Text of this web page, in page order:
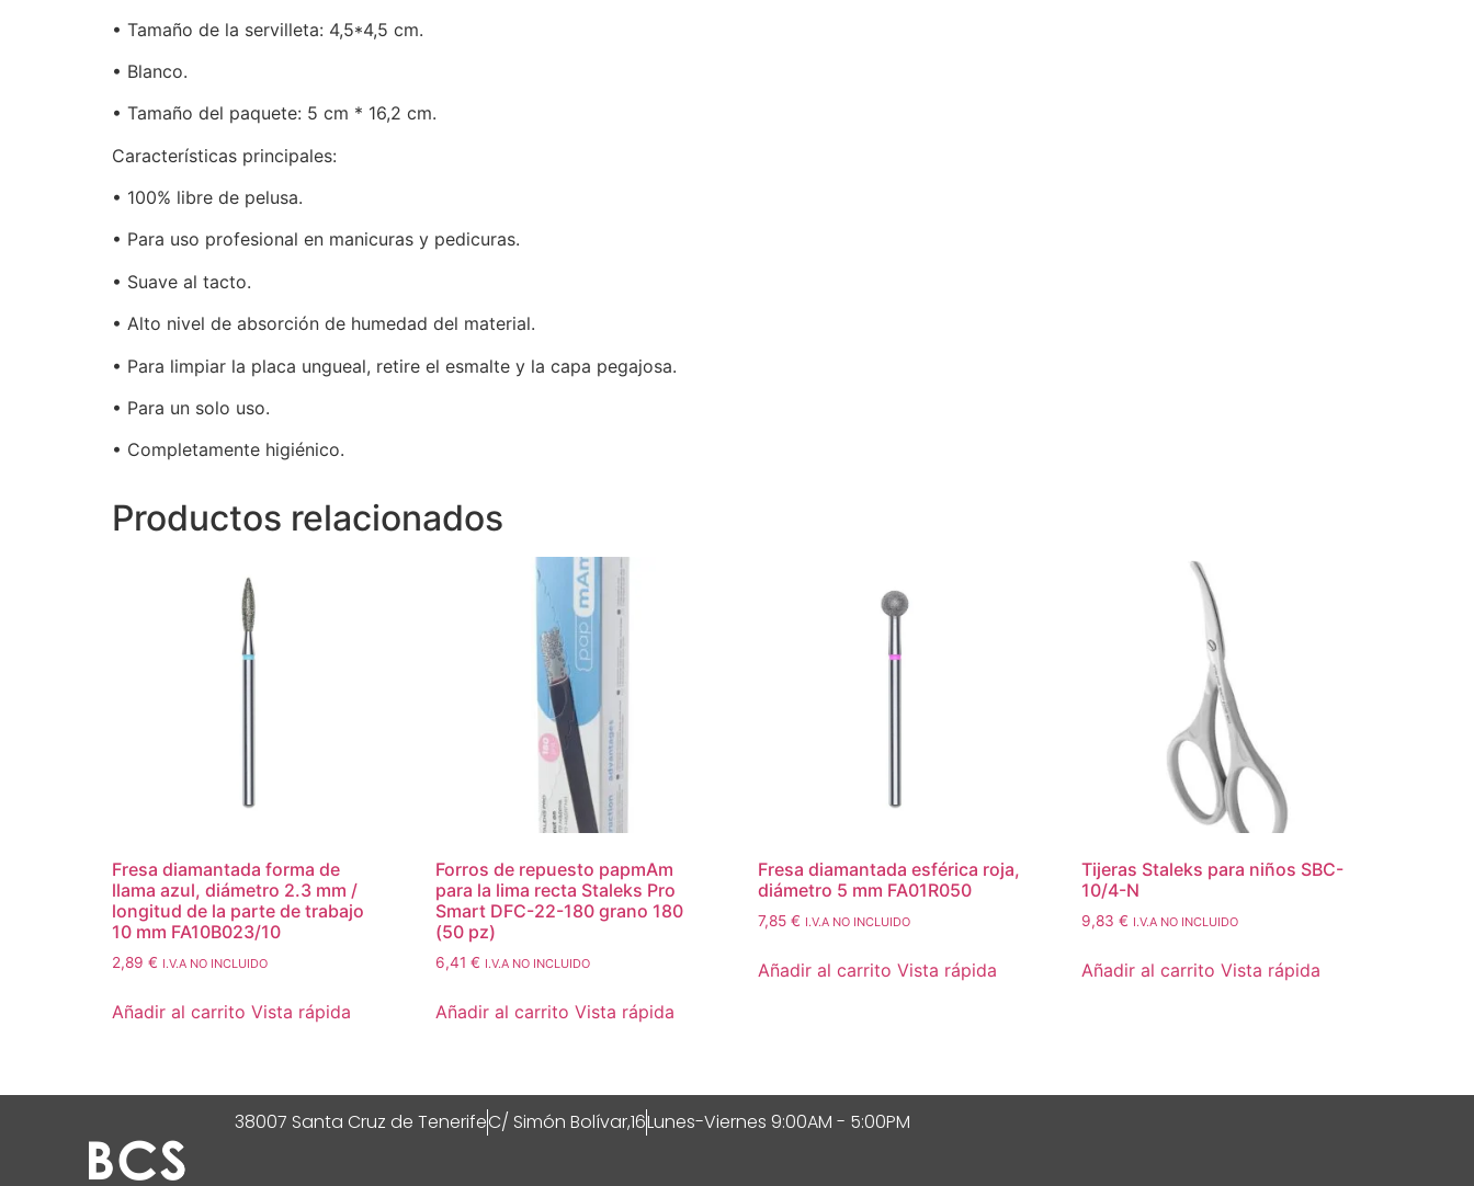
• Tamaño de la servilleta: 4,5*4,5 cm.
• Blanco.
• Tamaño del paquete: 5 cm * 16,2 cm.
Características principales:
• 100% libre de pelusa.
• Para uso profesional en manicuras y pedicuras.
• Suave al tacto.
• Alto nivel de absorción de humedad del material.
• Para limpiar la placa ungueal, retire el esmalte y la capa pegajosa.
• Para un solo uso.
• Completamente higiénico.
Productos relacionados
Fresa diamantada forma de
llama azul, diámetro 2.3 mm /
longitud de la parte de trabajo
10 mm FA10B023/10
2,89 € I.V.A NO INCLUIDO
Añadir al carrito Vista rápida
Forros de repuesto papmAm
para la lima recta Staleks Pro
Smart DFC-22-180 grano 180
(50 pz)
6,41 € I.V.A NO INCLUIDO
Añadir al carrito Vista rápida
Fresa diamantada esférica roja,
diámetro 5 mm FA01R050
7,85€ I.V.A NO INCLUIDO
Añadir al carrito Vista rápida
Tijeras Staleks para niños SBC-
10/4-N
9,83€ I.V.A NO INCLUIDO
Añadir al carrito Vista rápida
38007 Santa Cruz de TenerifeC/ Simón Bolívar,16Lunes-Viernes 9:00AM - 5:00PM